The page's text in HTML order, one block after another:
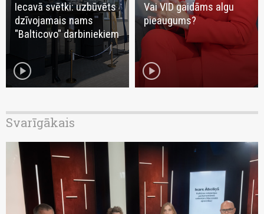
Iecavā svētki: uzbūvēts
dzīvojamais nams
"Balticovo" darbiniekiem
play_circle
Vai VID gaidāms algu
pieaugums?
play_circle
Svarīgākais